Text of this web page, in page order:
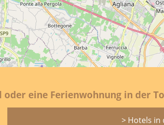
eine Ferienwohnung in der
> Hotels in